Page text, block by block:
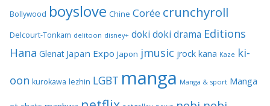
Bollywood boyslove Chine Corée crunchyroll
Delcourt-Tonkam delitoon disney+ doki doki drama Editions
Hana Glenat Japan Expo Japon jmusic jrock kana Kaze ki-
oon kurokawa lezhin LGBT manga Manga & sport Manga